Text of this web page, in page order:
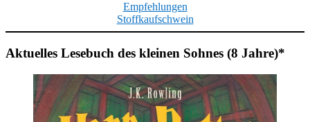
Empfehlungen
Stoffkaufschwein
Aktuelles Lesebuch des kleinen Sohnes (8 Jahre)*